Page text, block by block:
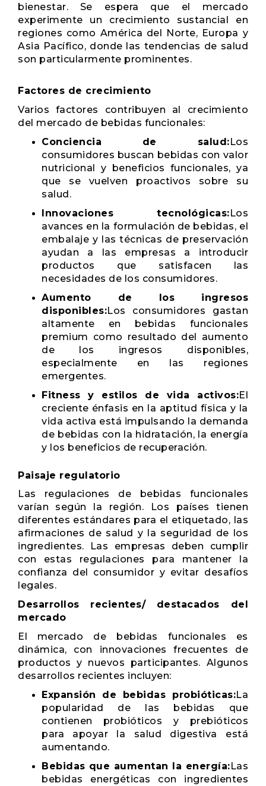
bienestar. Se espera que el mercado
experimente un crecimiento sustancial en
regiones como América del Norte, Europa y
Asia Pacífico, donde las tendencias de salud
son particularmente prominentes.
Factores de crecimiento
Varios factores contribuyen al crecimiento
del mercado de bebidas funcionales:
Conciencia de salud:Los
consumidores buscan bebidas con valor
nutricional y beneficios funcionales, ya
que se vuelven proactivos sobre su
salud.
Innovaciones tecnológicas:Los
avances en la formulación de bebidas, el
embalaje y las técnicas de preservación
ayudan a las empresas a introducir
productos que satisfacen las
necesidades de los consumidores.
Aumento de los ingresos
disponibles:Los consumidores gastan
altamente en bebidas funcionales
premium como resultado del aumento
de los ingresos disponibles,
especialmente en las regiones
emergentes.
Fitness y estilos de vida activos:El
creciente énfasis en la aptitud física y la
vida activa está impulsando la demanda
de bebidas con la hidratación, la energía
y los beneficios de recuperación.
Paisaje regulatorio
Las regulaciones de bebidas funcionales
varían según la región. Los países tienen
diferentes estándares para el etiquetado, las
afirmaciones de salud y la seguridad de los
ingredientes. Las empresas deben cumplir
con estas regulaciones para mantener la
confianza del consumidor y evitar desafíos
legales.
Desarrollos recientes/ destacados del
mercado
El mercado de bebidas funcionales es
dinámica, con innovaciones frecuentes de
productos y nuevos participantes. Algunos
desarrollos recientes incluyen:
Expansión de bebidas probióticas:La
popularidad de las bebidas que
contienen probióticos y prebióticos
para apoyar la salud digestiva está
aumentando.
Bebidas que aumentan la energía:Las
bebidas energéticas con ingredientes